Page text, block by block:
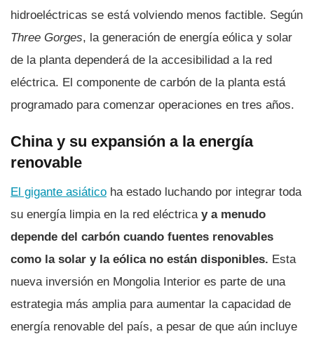
hidroeléctricas se está volviendo menos factible. Según
Three Gorges, la generación de energía eólica y solar
de la planta dependerá de la accesibilidad a la red
eléctrica. El componente de carbón de la planta está
programado para comenzar operaciones en tres años.
China y su expansión a la energía
renovable
El gigante asiático ha estado luchando por integrar toda
su energía limpia en la red eléctrica y a menudo
depende del carbón cuando fuentes renovables
como la solar y la eólica no están disponibles. Esta
nueva inversión en Mongolia Interior es parte de una
estrategia más amplia para aumentar la capacidad de
energía renovable del país, a pesar de que aún incluye